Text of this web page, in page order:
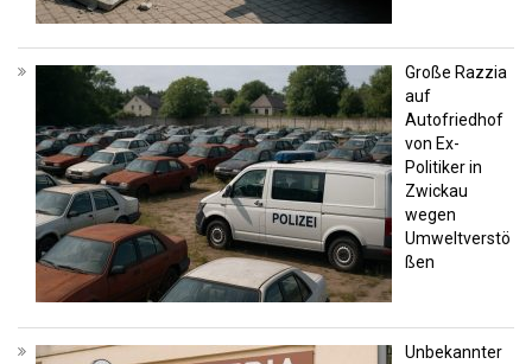
Große Razzia
auf
Autofriedhof
von Ex-
Politiker in
Zwickau
wegen
Umweltverstö
ßen
Unbekannter